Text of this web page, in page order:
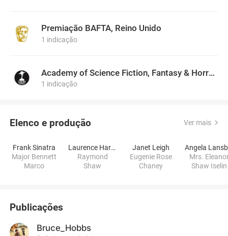
Premiação BAFTA, Reino Unido
1 indicação
Academy of Science Fiction, Fantasy & Horror Films, USA
1 indicação
Elenco e produção Ver mais
Frank Sinatra
Major Bennett
Marco
Laurence Harvey
Raymond
Shaw
Janet Leigh
Eugenie Rose
Chaney
Mrs.
Shaw Iselin
Publicações
Bruce_Hobbs